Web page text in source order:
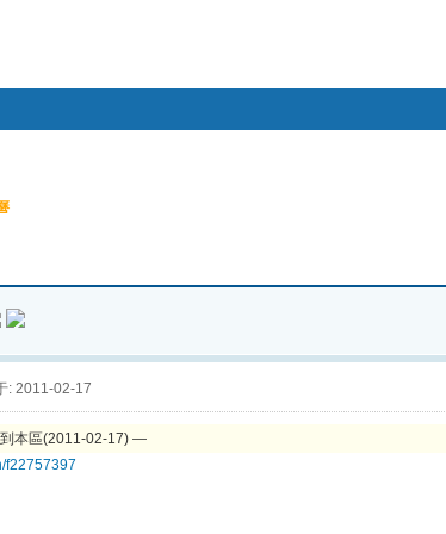
: 2011-02-17
本區(2011-02-17) —
f22757397